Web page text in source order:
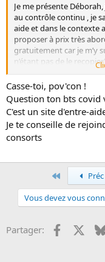
Je me présente
au contrôle continu , je
aide et dans le contexte
proposer à prix très
gratuitement car je m’y
n’étant pas de le
annexe) ainsi que 2
confrères m’on confié.
Si tu souhaites plus de
Bonne journée à toi et
Casse-toi, pov'con !
Question ton bts covid
C'est un site d'entre-
Je te conseille de
consorts
PremierPréc
Vous devez vous
Partager: Facebook